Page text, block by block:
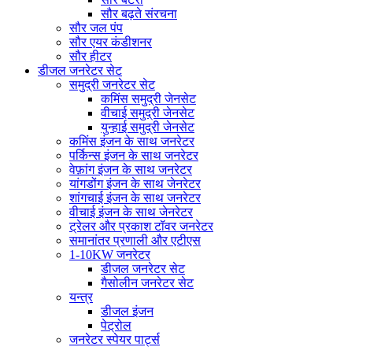
सौर बढ़ते संरचना
सौर जल पंप
सौर एयर कंडीशनर
सौर हीटर
डीजल जनरेटर सेट
समुद्री जनरेटर सेट
कमिंस समुद्री जेनसेट
वीचाई समुद्री जेनसेट
युन्हाई समुद्री जेनसेट
कमिंस इंजन के साथ जनरेटर
पर्किन्स इंजन के साथ जनरेटर
वेफ़ांग इंजन के साथ जनरेटर
यांगडोंग इंजन के साथ जेनरेटर
शांगचाई इंजन के साथ जनरेटर
वीचाई इंजन के साथ जेनरेटर
ट्रेलर और प्रकाश टॉवर जनरेटर
समानांतर प्रणाली और एटीएस
1-10KW जनरेटर
डीजल जनरेटर सेट
गैसोलीन जनरेटर सेट
यन्त्र
डीजल इंजन
पेट्रोल
जनरेटर स्पेयर पार्ट्स